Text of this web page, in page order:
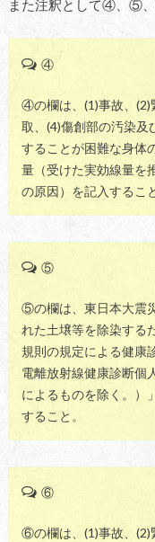
また注釈として④、⑤
④
④の欄は、(1)事故、(2)
取、(4)傷創部の汚染及
することが困難な身体
量（受けた実効線量を
の原因）を記入するこ
⑤
⑤の欄は、東日本大震
れた土壌等を除染する
規則の規定による健康
電離放射線健康診断個
によるものを除く。）
すること。
⑥
⑥の欄は、(1)事故、(2)